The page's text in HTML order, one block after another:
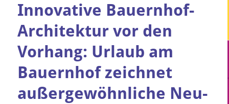
Innovative Bauernhof-
Architektur vor den
Vorhang: Urlaub am
Bauernhof zeichnet
außergewöhnliche Neu-